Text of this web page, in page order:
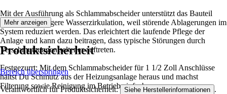
Mit der Ausführung als Schlammabscheider unterstützt das Bauteil
eine gleichmäßigere Wasserzirkulation, weil störende Ablagerungen im
System reduziert werden. Das erleichtert die laufende Pflege der
Anlage und kann dazu beitragen, dass typische Störungen durch
Verschmutzungen seltener auftreten.
Festgezurrt: Mit dem Schlammabscheider für 1 1/2 Zoll Anschlüsse
hältst Du Schmutz aus der Heizungsanlage heraus und machst
Filterung sowie Reinigung im Betrieb einfacher.
Mehr anzeigen
Produktsicherheit
Bereich überspringen
Verantwortlich für Produktsicherheit: Siehe Herstellerinformationen .